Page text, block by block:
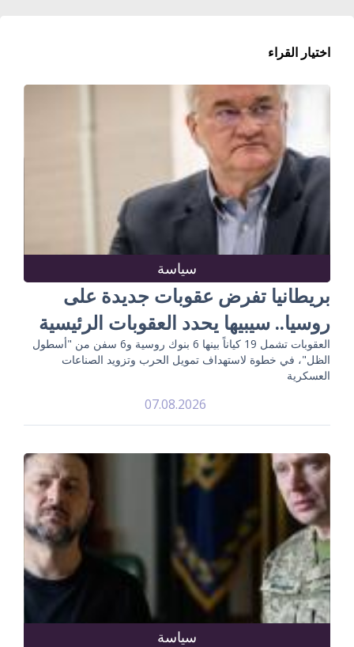
اختيار القراء
سياسة
بريطانيا تفرض عقوبات جديدة على
روسيا.. سيبيها يحدد العقوبات الرئيسية
العقوبات تشمل 19 كياناً بينها 6 بنوك روسية و6 سفن من "أسطول
الظل"، في خطوة لاستهداف تمويل الحرب وتزويد الصناعات
العسكرية
07.08.2026
سياسة